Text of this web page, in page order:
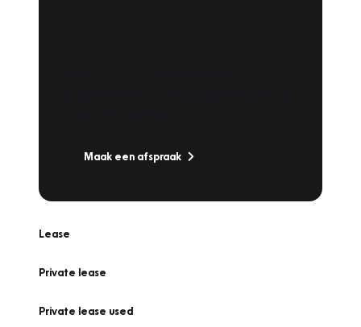
Maak een afspraak
Lease
Private lease
Private lease used